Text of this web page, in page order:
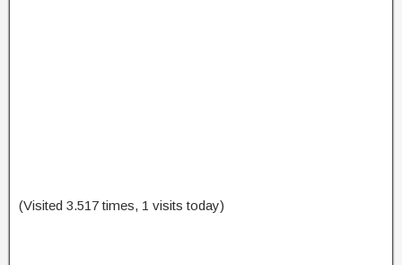
(Visited 3.517 times, 1 visits today)